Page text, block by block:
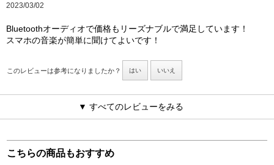
2023/03/02
Bluetoothオーディオで価格もリーズナブルで満足しています！
スマホの音楽が簡単に聞けてよいです！
このレビューは参考になりましたか？ はい いいえ
▼ すべてのレビューをみる
こちらの商品もおすすめ